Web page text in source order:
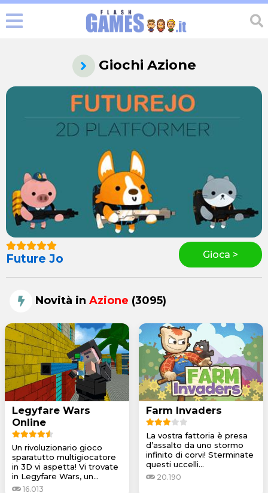
Giochi Azione
Future Jo Gioca >
Novità in Azione (3095)
Legyfare Wars
Online
Un rivoluzionario gioco
sparatutto multigiocatore
in 3D vi aspetta! Vi trovate
in Legyfare Wars, un...
16.013
Farm Invaders
La vostra fattoria è presa
d’assalto da uno stormo
infinito di corvi! Sterminate
questi uccelli...
20.190